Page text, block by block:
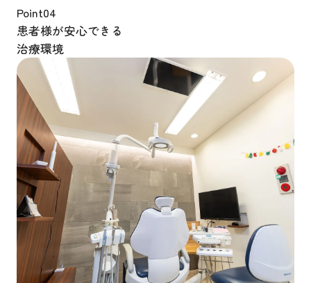
Point04
患者様が安心できる
治療環境